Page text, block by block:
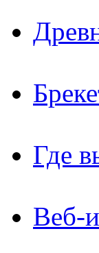
Где
Веб-